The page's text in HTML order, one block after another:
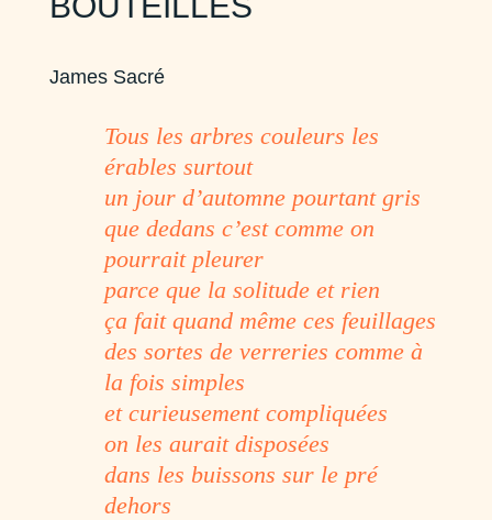
James Sacré
Tous les arbres couleurs les
érables surtout
un jour d’automne pourtant gris
que dedans c’est comme on
pourrait pleurer
parce que la solitude et rien
ça fait quand même ces feuillages
des sortes de verreries comme à
la fois simples
et curieusement compliquées
on les aurait disposées
dans les buissons sur le pré
dehors